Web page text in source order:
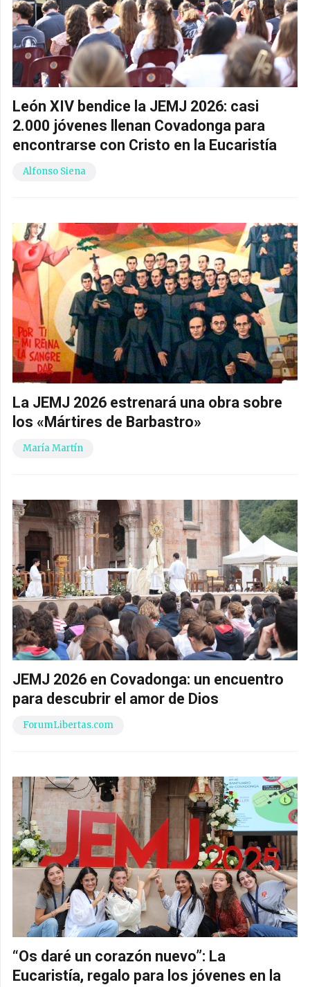
León XIV bendice la JEMJ 2026: casi
2.000 jóvenes llenan Covadonga para
encontrarse con Cristo en la Eucaristía
Alfonso Siena
La JEMJ 2026 estrenará una obra sobre
los «Mártires de Barbastro»
María Martín
JEMJ 2026 en Covadonga: un encuentro
para descubrir el amor de Dios
ForumLibertas.com
“Os daré un corazón nuevo”: La
Eucaristía, regalo para los jóvenes en la